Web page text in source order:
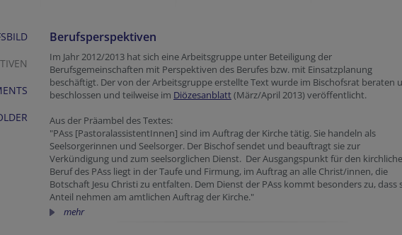
Berufsperspektiven
Im Jahr 2012/2013 hat sich eine Arbeitsgruppe unter Beteiligung der
Berufsgemeinschaften mit Perspektiven des Berufes bzw. mit Einsatzplanung
beschäftigt. Der von der Arbeitsgruppe erstellte Text wurde im Bischofsrat beraten
beschlossen und teilweise im Diözesanblatt(März/April 2013) veröffentlicht.
Aus der Präambel des Textes:
"PAss [PastoralassistentInnen] sind im Auftrag der Kirche tätig. Sie handeln als
Seelsorgerinnen und Seelsorger. Der Bischof sendet und beauftragt sie zur
Verkündigung und zum seelsorglichen Dienst. Der Ausgangspunkt für den
Beruf des PAss liegt in der Taufe und Firmung, im Auftrag an alle Christ/innen, die
Botschaft Jesu Christi zu entfalten. Dem Dienst der PAss kommt besonders zu, dass
Anteil nehmen am amtlichen Auftrag der Kirche."
mehr